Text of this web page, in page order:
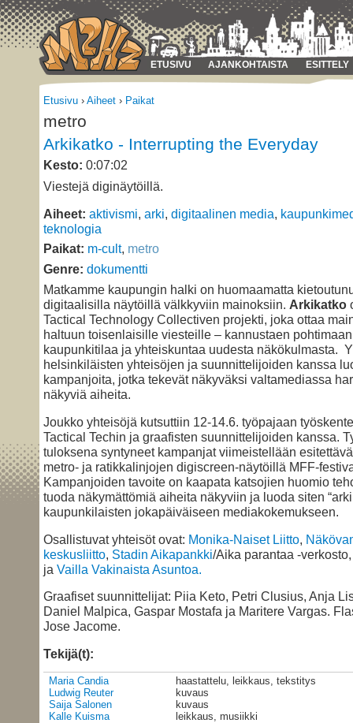
ETUSIVU AJANKOHTAISTA ESITTELY
Etusivu › Aiheet › Paikat
metro
Arkikatko - Interrupting the Everyday
Kesto: 0:07:02
Viestejä diginäytöillä.
Aiheet: aktivismi, arki, digitaalinen media,
teknologia
Paikat: m-cult, metro
Genre: dokumentti
Matkamme kaupungin halki on huomaamatta
digitaalisilla näytöillä välkkyviin mainoksiin. Arkikatko
Tactical Technology Collectiven projekti, joka ottaa
haltuun toisenlaisille viesteille – kannustaen pohtimaan
kaupunkitilaa ja yhteiskuntaa uudesta näkökulmasta.
helsinkiläisten yhteisöjen ja suunnittelijoiden kanssa
kampanjoita, jotka tekevät näkyväksi valtamediassa
näkyviä aiheita.
Joukko yhteisöjä kutsuttiin 12-14.6. työpajaan
Tactical Techin ja graafisten suunnittelijoiden kanssa.
tuloksena syntyneet kampanjat viimeistellään
metro- ja ratikkalinjojen digiscreen-näytöillä MFF-
Kampanjoiden tavoite on kaapata katsojien huomio
tuoda näkymättömiä aiheita näkyviin ja luoda siten
kaupunkilaisten jokapäiväiseen mediakokemukseen.
Osallistuvat yhteisöt ovat: Monika-Naiset Liitto,
keskusliitto, Stadin Aikapankki/Aika parantaa -
ja Vailla Vakinaista Asuntoa.
Graafiset suunnittelijat: Piia Keto, Petri Clusius, Anja
Daniel Malpica, Gaspar Mostafa ja Maritere Vargas.
Jose Jacome.
Tekijä(t):
Maria Candia
Ludwig Reuter
Saija Salonen
Kalle Kuisma
haastattelu, leikkaus, tekstitys
kuvaus
kuvaus
leikkaus, musiikki